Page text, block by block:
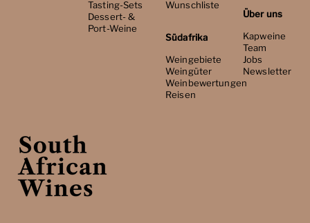
Tasting-Sets
Dessert- &
Port-Weine
Wunschliste
Südafrika
Weingebiete
Weingüter
Weinbewertungen
Reisen
Über uns
Kapweine
Team
Jobs
Newsletter